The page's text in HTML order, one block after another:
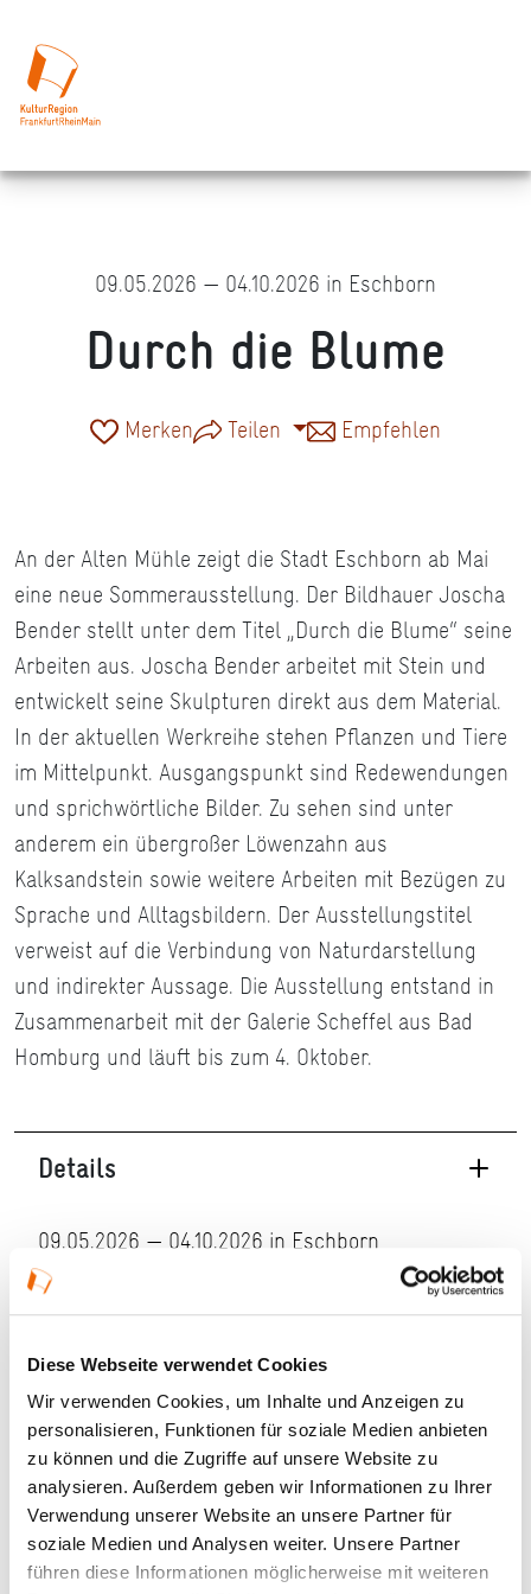
Diese Webseite verwendet Cookies
Wir verwenden Cookies, um Inhalte und Anzeigen zu
personalisieren, Funktionen für soziale Medien anbieten
zu können und die Zugriffe auf unsere Website zu
analysieren. Außerdem geben wir Informationen zu Ihrer
Verwendung unserer Website an unsere Partner für
soziale Medien und Analysen weiter. Unsere Partner
führen diese Informationen möglicherweise mit weiteren
09.05.2026 — 04.10.2026 in Eschborn
Durch die Blume
Merken Teilen Empfehlen
An der Alten Mühle zeigt die Stadt Eschborn ab Mai
eine neue Sommerausstellung. Der Bildhauer Joscha
Bender stellt unter dem Titel „Durch die Blume“ seine
Arbeiten aus. Joscha Bender arbeitet mit Stein und
entwickelt seine Skulpturen direkt aus dem Material.
In der aktuellen Werkreihe stehen Pflanzen und Tiere
im Mittelpunkt. Ausgangspunkt sind Redewendungen
und sprichwörtliche Bilder. Zu sehen sind unter
anderem ein übergroßer Löwenzahn aus
Kalksandstein sowie weitere Arbeiten mit Bezügen zu
Sprache und Alltagsbildern. Der Ausstellungstitel
verweist auf die Verbindung von Naturdarstellung
und indirekter Aussage. Die Ausstellung entstand in
Zusammenarbeit mit der Galerie Scheffel aus Bad
Homburg und läuft bis zum 4. Oktober.
Details
09.05.2026 — 04.10.2026 in Eschborn
Veranstaltungstyp:
Kosten und Anmeldung
Ort und Anfahrt
Veranstaltet von